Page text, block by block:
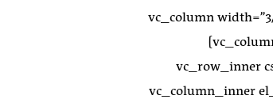
[/vc_column_text][/
el_class=”vc_col-xs-12″][vc_column_text][adning id=”296″][/vc_column_text]
[vc_row_inner
el_id=”news_bg”